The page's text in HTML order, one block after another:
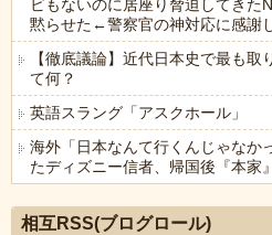
ビもないのに居座り脅迫してきた
黙らせた←警察官の神対応に感謝
【徹底議論】近代日本史で最も
て何？
英語スラング「アスクホール」
海外「日本なんて行くんじゃな
たディズニー信者、帰国後『本家
相互RSS(ブログロール)